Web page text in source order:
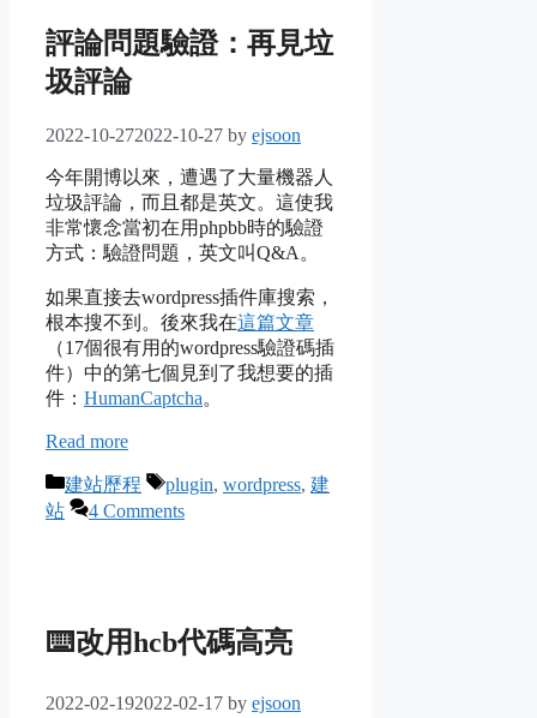
評論問題驗證：再見垃
圾評論
2022-10-272022-10-27 by ejsoon
今年開博以來，遭遇了大量機器人
垃圾評論，而且都是英文。這使我
非常懷念當初在用phpbb時的驗證
方式：驗證問題，英文叫Q&A。
如果直接去wordpress插件庫搜索，
根本搜不到。後來我在這篇文章
（17個很有用的wordpress驗證碼插
件）中的第七個見到了我想要的插
件： HumanCaptcha。
Read more
Categories
建站歷程 Tags
plugin, wordpress, 建
站
4 Comments
⌨️改用hcb代碼高亮
2022-02-192022-02-17 by ejsoon